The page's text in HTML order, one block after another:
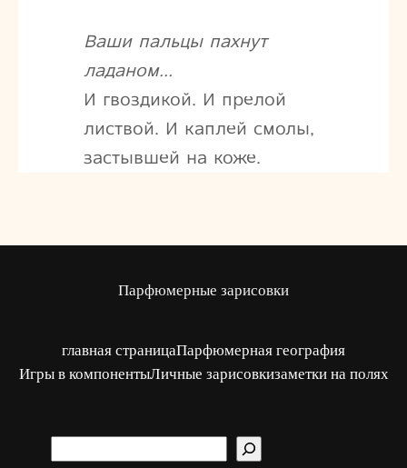
Ваши пальцы пахнут
ладаном…
И гвоздикой. И прелой
листвой. И каплей смолы,
застывшей на коже.
Парфюмерные зарисовки
главная страницаПарфюмерная география
Игры в компонентыЛичные зарисовкизаметки на полях